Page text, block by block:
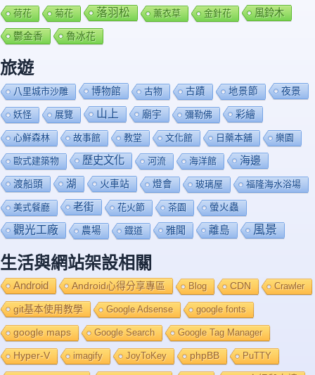
荷花 菊花 落羽松 薰衣草 金針花 風鈴木
鬱金香 魯冰花
旅遊
八里城市沙雕 博物館 古物 古蹟 地景節 夜景
妖怪 展覽 山上 廟宇 彌勒佛 彩繪
心鮮森林 故事館 教堂 文化館 日藥本舖 樂園
歐式建築物 歷史文化 河流 海洋館 海邊
渡船頭 湖 火車站 燈會 玻璃屋 福隆海水浴場
美式餐廳 老街 花火節 茶園 螢火蟲
觀光工廠 農場 鐡道 雅聞 離島 風景
生活與網站架設相關
Android Android心得分享專區 Blog CDN Crawler
git基本使用教學 Google Adsense google fonts
google maps Google Search Google Tag Manager
Hyper-V imagify JoyToKey phpBB PuTTY